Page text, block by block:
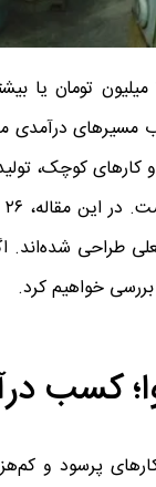
آیا تصور داشتن درآمد
مسیرهای
کوچک،
طراحی شده‌اند.
خواهیم کرد.
پرسود و